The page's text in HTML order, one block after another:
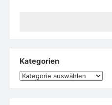
Kategorien
Kategorien